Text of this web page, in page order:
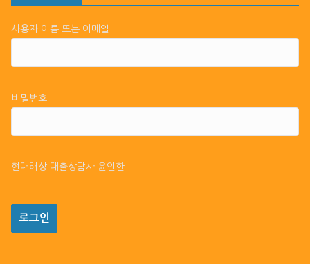
사용자 이름 또는 이메일
비밀번호
현대해상 대출상담사 윤인한